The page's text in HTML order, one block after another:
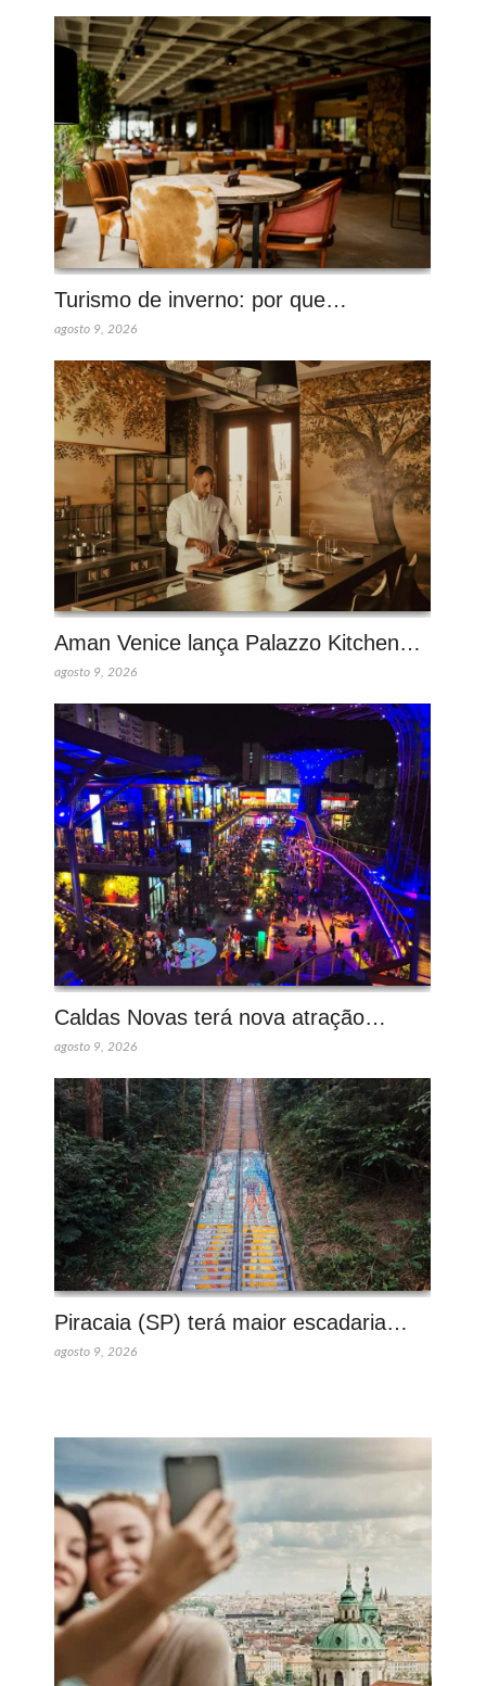
Turismo de inverno: por que…
agosto 9, 2026
Aman Venice lança Palazzo Kitchen…
agosto 9, 2026
Caldas Novas terá nova atração…
agosto 9, 2026
Piracaia (SP) terá maior escadaria…
agosto 9, 2026